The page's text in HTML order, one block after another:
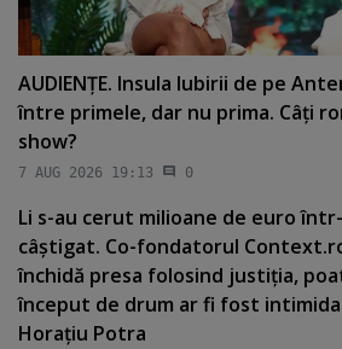
AUDIENŢE. Insula Iubirii de pe
între primele, dar nu prima. Câţi
show?
7 AUG 2026 19:13 0
Li s-au cerut milioane de euro
câştigat. Co-fondatorul
închidă presa folosind justiţia,
început de drum ar fi fost
Horaţiu Potra